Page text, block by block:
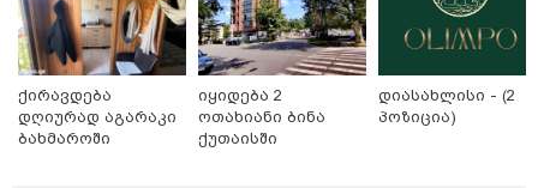
რომ ნია არაფერშუაში არაა?!" -
გიგა ავალიანის საქმეზე ნია
იმნაძეს აკავებენ
ავტომობილი ქვეითს დაეჯახა -
ქირავდება
დღიურად აგარაკი
ბახმაროში
იყიდება 2
ოთახიანი ბინა
ქუთაისში
დიასახლისი - (2
პოზიცია)